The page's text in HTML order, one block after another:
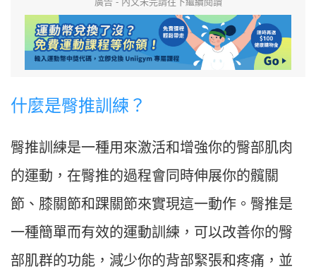
什麼是臀推訓練？
臀推訓練是一種用來激活和增強你的臀部肌肉
的運動，在臀推的過程會同時伸展你的髖關
節、膝關節和踝關節來實現這一動作。臀推是
一種簡單而有效的運動訓練，可以改善你的臀
部肌群的功能，減少你的背部緊張和疼痛，並